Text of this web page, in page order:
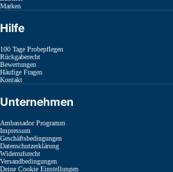
Marken
Hilfe
100 Tage Probepflegen
Rückgaberecht
Bewertungen
Häufige Fragen
Kontakt
Unternehmen
Ambassador Programm
Impressum
Geschäftsbedingungen
Datenschutzerklärung
Widerrufsrecht
Versandbedingungen
Deine Cookie Einstellungen